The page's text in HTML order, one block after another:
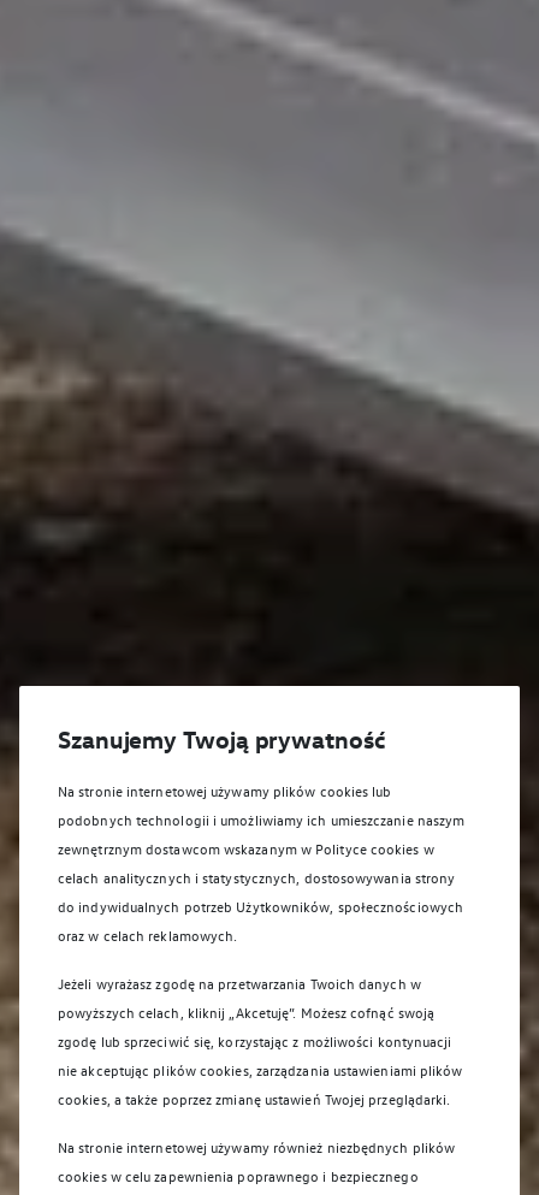
Szanujemy Twoją prywatność
Na stronie internetowej używamy plików cookies lub
podobnych technologii i umożliwiamy ich umieszczanie naszym
zewnętrznym dostawcom wskazanym w Polityce cookies w
celach analitycznych i statystycznych, dostosowywania strony
do indywidualnych potrzeb Użytkowników, społecznościowych
oraz w celach reklamowych.
Jeżeli wyrażasz zgodę na przetwarzania Twoich danych w
powyższych celach, kliknij „Akcetuję”. Możesz cofnąć swoją
zgodę lub sprzeciwić się, korzystając z możliwości kontynuacji
nie akceptując plików cookies, zarządzania ustawieniami plików
cookies, a także poprzez zmianę ustawień Twojej przeglądarki.
Na stronie internetowej używamy również niezbędnych plików
cookies w celu zapewnienia poprawnego i bezpiecznego